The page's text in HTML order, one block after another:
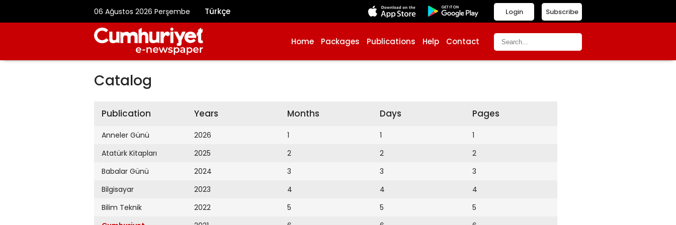
06 Ağustos 2026 Perşembe Türkçe Subscribe
Login
Home Packages Publications Help Contact
Catalog
Publication
Anneler Günü
Atatürk Kitapları
Babalar Günü
Bilgisayar
Bilim Teknik
Years
2026
2025
2024
2023
2022
Months
1
2
3
4
5
Days
1
2
3
4
5
Pages
1
2
3
4
5